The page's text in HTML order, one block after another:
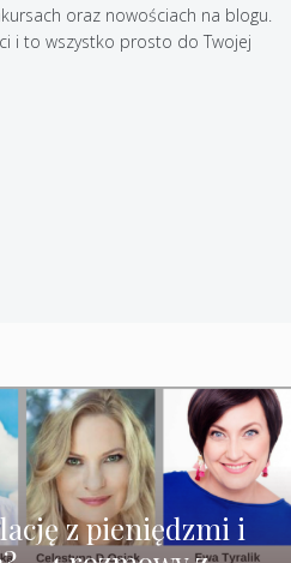
oraz nowościach na blogu.
i to wszystko prosto do Twojej
z pieniędzmi i